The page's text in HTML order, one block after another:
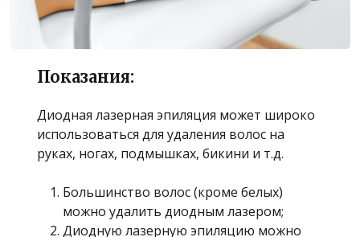
Показания:
Диодная лазерная эпиляция может широко
использоваться для удаления волос на
руках, ногах, подмышках, бикини и т.д.
Большинство волос (кроме белых)
можно удалить диодным лазером;
Диодную лазерную эпиляцию можно